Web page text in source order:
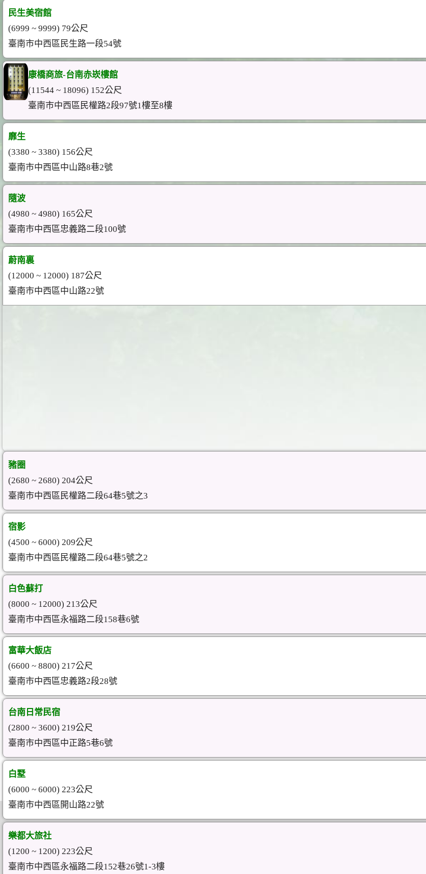
民生美宿館
(6999 ~ 9999) 79公尺
臺南市中西區民生路一段54號
康橋商旅-台南赤崁樓館
(11544 ~ 18096) 152公尺
臺南市中西區民權路2段97號1樓至8樓
靡生
(3380 ~ 3380) 156公尺
臺南市中西區中山路8巷2號
隨波
(4980 ~ 4980) 165公尺
臺南市中西區忠義路二段100號
蔚南裏
(12000 ~ 12000) 187公尺
臺南市中西區中山路22號
豬圈
(2680 ~ 2680) 204公尺
臺南市中西區民權路二段64巷5號之3
宿影
(4500 ~ 6000) 209公尺
臺南市中西區民權路二段64巷5號之2
白色蘇打
(8000 ~ 12000) 213公尺
臺南市中西區永福路二段158巷6號
富華大飯店
(6600 ~ 8800) 217公尺
臺南市中西區忠義路2段28號
台南日常民宿
(2800 ~ 3600) 219公尺
臺南市中西區中正路5巷6號
白墅
(6000 ~ 6000) 223公尺
臺南市中西區開山路22號
樂都大旅社
(1200 ~ 1200) 223公尺
臺南市中西區永福路二段152巷26號1-3樓